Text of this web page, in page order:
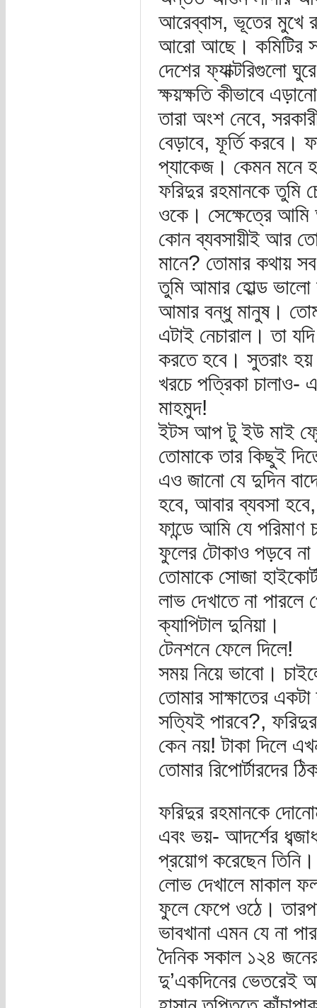
আরেব্বাস, ভূতের মুখে
আরো আছে। কমিটির
দেশের ফ্যাক্টরিগুলো
ক্ষয়ক্ষতি কীভাবে
তারা অংশ নেবে,
বেড়াবে, ফূর্তি করবে।
প্যাকেজ। কেমন মনে
ফরিদুর রহমানকে
ওকে। সেক্ষেত্রে আমি
কোন ব্যবসায়ীই আর
মানে? তোমার কথায়
তুমি আমার হোল্ড
আমার বন্ধু মানুষ।
এটাই নেচারাল। তা
করতে হবে। সুতরাং হয়
খরচে পত্রিকা চালাও-
মাহমুদ!
ইটস আপ টু ইউ মাই
তোমাকে তার কিছুই
এও জানো যে দুদিন
হবে, আবার ব্যবসা
ফান্ডে আমি যে
ফুলের টোকাও পড়বে
তোমাকে সোজা
লাভ দেখাতে না পারলে
ক্যাপিটাল দুনিয়া।
টেনশনে ফেলে দিলে!
সময় নিয়ে ভাবো।
তোমার সাক্ষাতের
সত্যিই পারবে?,
কেন নয়! টাকা দিলে
তোমার
ফরিদুর রহমানকে
এবং ভয়- আদর্শের
প্রয়োগ করেছেন তিনি।
লোভ দেখালে মাকাল
ফুলে ফেপে ওঠে।
ভাবখানা এমন যে না
দৈনিক সকাল ১২৪
দু’একদিনের ভেতরেই